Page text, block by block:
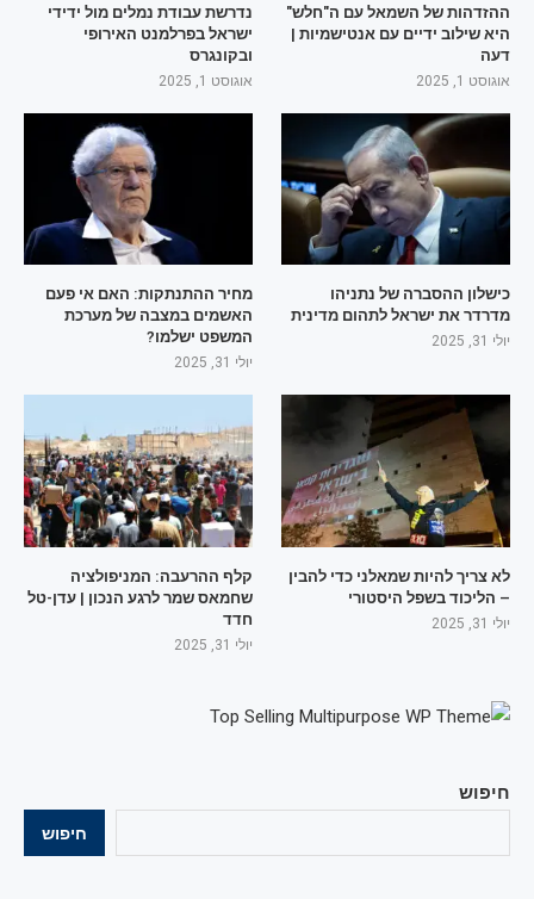
חיפוש
חיפוש
ההזדהות של השמאל עם ה"חלש"
היא שילוב ידיים עם אנטישמיות |
דעה
אוגוסט 1, 2025
נדרשת עבודת נמלים מול ידידי
ישראל בפרלמנט האירופי
ובקונגרס
אוגוסט 1, 2025
כישלון ההסברה של נתניהו
מדרדר את ישראל לתהום מדינית
יולי 31, 2025
מחיר ההתנתקות: האם אי פעם
האשמים במצבה של מערכת
המשפט ישלמו?
יולי 31, 2025
לא צריך להיות שמאלני כדי להבין
– הליכוד בשפל היסטורי
יולי 31, 2025
קלף ההרעבה: המניפולציה
שחמאס שמר לרגע הנכון | עדן-טל
חדד
יולי 31, 2025